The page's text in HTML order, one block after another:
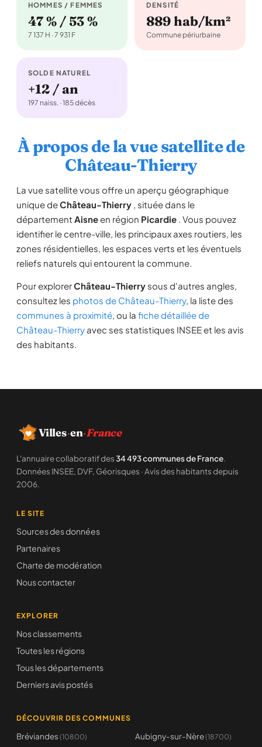
HOMMES / FEMMES
47 % / 53 %
7 137 H · 7 931 F
DENSITÉ
889 hab/km²
Commune périurbaine
SOLDE NATUREL
+12 / an
197 naiss. · 185 décès
À propos de la vue satellite de
Château-Thierry
La vue satellite vous offre un aperçu géographique
unique deChâteau-Thierry , située dans le
département Aisneen région Picardie . Vous pouvez
identifier le centre-ville, les principaux axes routiers, les
zones résidentielles, les espaces verts et les éventuels
reliefs naturels qui entourent la commune.
Pour explorerChâteau-Thierry sous d'autres angles,
consultez les photos de Château-Thierry, la liste des
communes à proximité, ou la fiche détaillée de
Château-Thierry avec ses statistiques INSEE et les avis
des habitants.
Villes·en·France
L'annuaire collaboratif des34 493 communes de France.
Données INSEE, DVF, Géorisques · Avis des habitants depuis
2006.
LE SITE
Sources des données
Partenaires
Charte de modération
Nous contacter
EXPLORER
Nos classements
Toutes les régions
Tous les départements
Derniers avis postés
DÉCOUVRIR DES COMMUNES
Bréviandes (10800) Aubigny-sur-Nère(18700)